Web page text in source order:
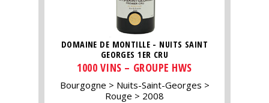
DOMAINE DE MONTILLE - NUITS SAINT
GEORGES 1ER CRU
1000 VINS – GROUPE HWS
Bourgogne
Nuits-Saint-Georges
Rouge
2008